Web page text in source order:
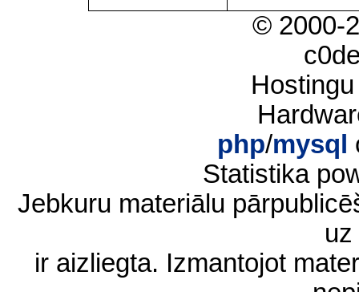
© 2000-
php/mysql
Statistika
Jebkuru materiālu
ir aizliegta. Izmantojot